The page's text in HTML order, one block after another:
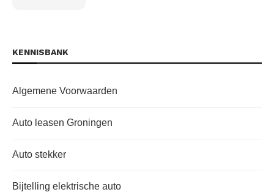
KENNISBANK
Algemene Voorwaarden
Auto leasen Groningen
Auto stekker
Bijtelling elektrische auto